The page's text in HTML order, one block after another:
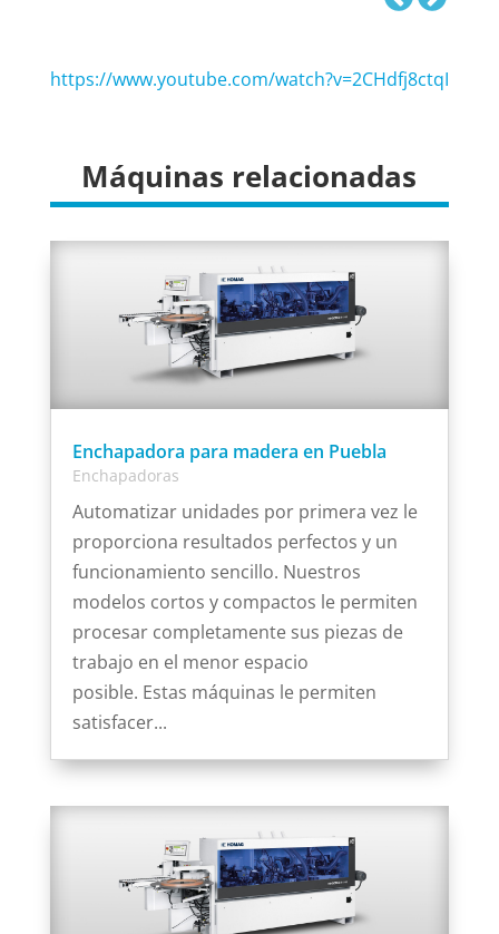
https://www.youtube.com/watch?v=2CHdfj8ctqI
Máquinas relacionadas
Enchapadora para madera en Puebla
Enchapadoras
Automatizar unidades por primera vez le
proporciona resultados perfectos y un
funcionamiento sencillo. Nuestros
modelos cortos y compactos le permiten
procesar completamente sus piezas de
trabajo en el menor espacio
posible. Estas máquinas le permiten
satisfacer...